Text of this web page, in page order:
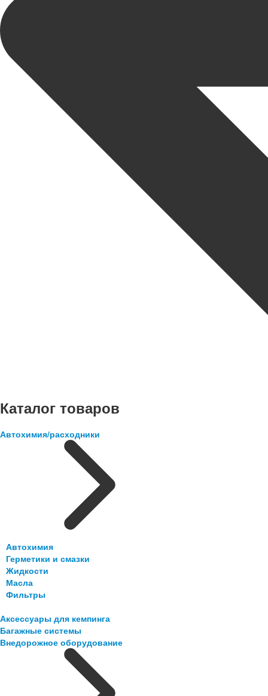
Каталог товаров
Автохимия/расходники
Автохимия
Герметики и смазки
Жидкости
Масла
Фильтры
Аксессуары для кемпинга
Багажные системы
Внедорожное оборудование